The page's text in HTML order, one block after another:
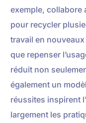
exemple, collabore
pour recycler
travail en
que repenser
réduit non
également un
réussites inspirent
largement les